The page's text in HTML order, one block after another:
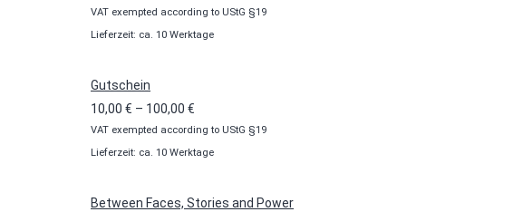
VAT exempted according to UStG §19
Lieferzeit: ca. 10 Werktage
Gutschein
10,00 € – 100,00 €
10,00 €
bis
VAT exempted according to UStG §19
Lieferzeit: ca. 10 Werktage
Between Faces, Stories and Power